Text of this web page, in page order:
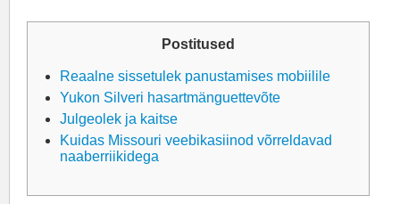
Postitused
Reaalne sissetulek panustamises mobiilile
Yukon Silveri hasartmänguettevõte
Julgeolek ja kaitse
Kuidas Missouri veebikasiinod võrreldavad
naaberriikidega